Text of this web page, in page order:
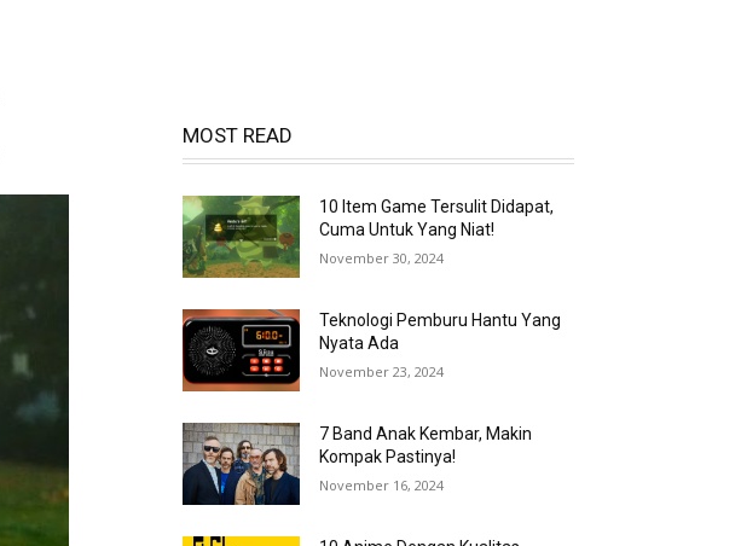
MOST READ
10 Item Game Tersulit Didapat,
Cuma Untuk Yang Niat!
November 30, 2024
Teknologi Pemburu Hantu Yang
Nyata Ada
November 23, 2024
7 Band Anak Kembar, Makin
Kompak Pastinya!
November 16, 2024